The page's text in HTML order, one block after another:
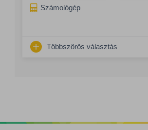
Számológép
Többszörös választás